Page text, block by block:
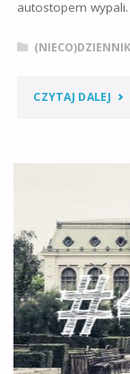
autostopem
(NIECO)DZIENNIK
CZYTAJ DALEJ "W